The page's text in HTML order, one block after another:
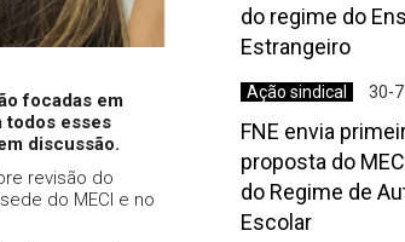
focadas em
todos esses
discussão.
revisão do
do MECI e no
do regime do
Estrangeiro
Ação sindical 30-
FNE envia
proposta do
do Regime de
Escolar